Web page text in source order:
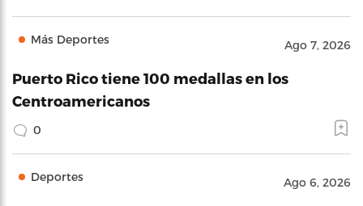
Más Deportes Ago 7, 2026
Puerto Rico tiene 100 medallas en los
Centroamericanos
0
Deportes Ago 6, 2026